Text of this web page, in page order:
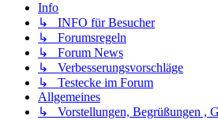
Info
↳ INFO für Besucher
↳ Forumsregeln
↳ Forum News
↳ Verbesserungsvorschläge
↳ Testecke im Forum
Allgemeines
↳ Vorstellungen, Begrüßungen ,